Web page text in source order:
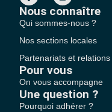
Nous connaître
Qui sommes-nous ?
Nos sections locales
Partenariats et relations
Pour vous
On vous accompagne
Une question ?
Pourquoi adhérer ?